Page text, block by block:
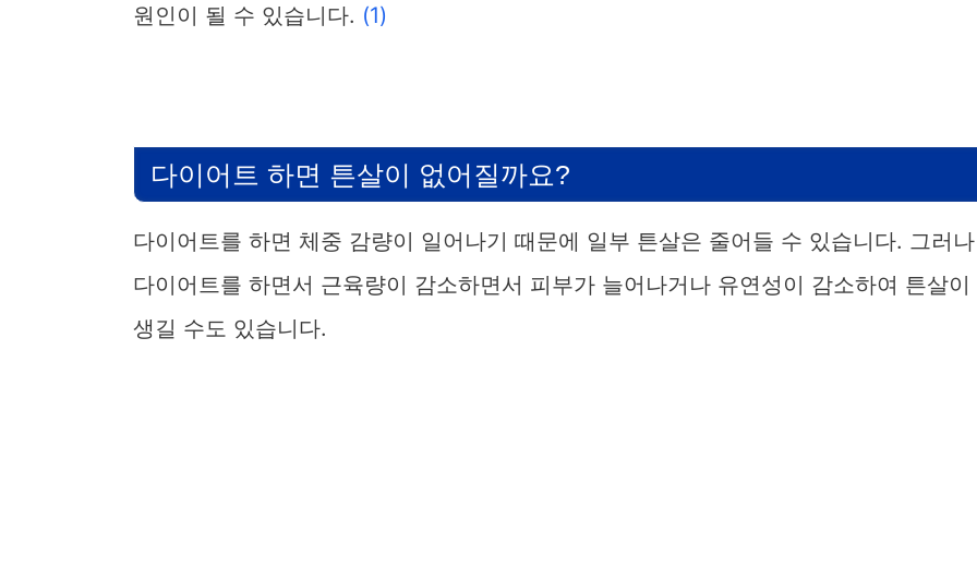
원인이 될 수 있습니다. (1)
다이어트 하면 튼살이 없어질까요?
다이어트를 하면 체중 감량이 일어나기 때문에 일부 튼살은 줄어들 수 있습니다. 그러나
다이어트를 하면서 근육량이 감소하면서 피부가 늘어나거나 유연성이 감소하여 튼살이
생길 수도 있습니다.